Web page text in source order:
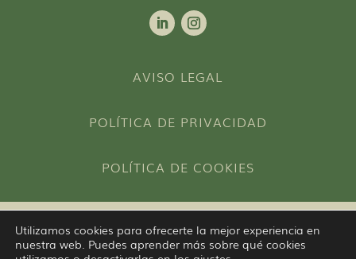
AVISO LEGAL
POLÍTICA DE PRIVACIDAD
POLÍTICA DE COOKIES
© 2026 Federación Española de Psicoterapia
Utilizamos cookies para ofrecerte la mejor experiencia en
nuestra web. Puedes aprender más sobre qué cookies